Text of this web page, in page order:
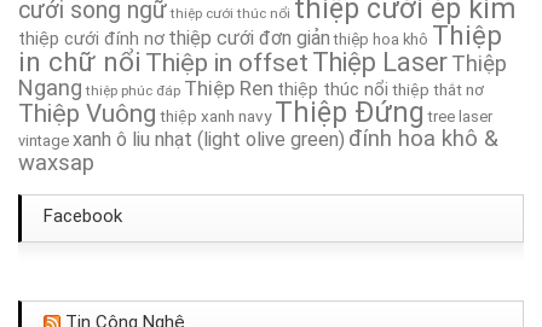
Thiệp Cưới TA260A
Thiệp Cưới TA091
cưới song ngữ thiệp cưới thúc nổi thiệp cưới ép kim
thiệp cưới đính nơ thiệp cưới đơn giản thiệp hoa khô Thiệp
in chữ nổi Thiệp in offset Thiệp LaserThiệp
Ngang thiệp phúc đáp Thiệp Ren thiệp thúc nổi thiệp thắt nơ
Thiệp Vuông thiệp xanh navy Thiệp Đứng tree laser
vintage xanh ô liu nhạt (light olive green) đính hoa khô &
waxsap
Facebook
Tin Công Nghệ